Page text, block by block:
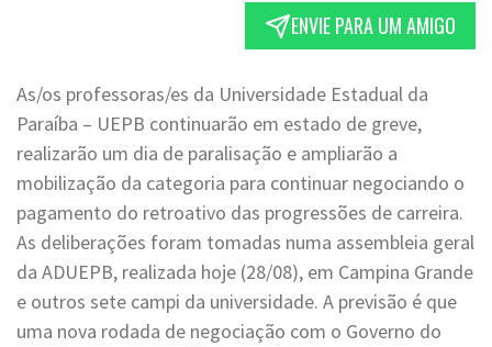
ENVIE PARA UM AMIGO
As/os professoras/es da Universidade Estadual da
Paraíba – UEPB continuarão em estado de greve,
realizarão um dia de paralisação e ampliarão a
mobilização da categoria para continuar negociando o
pagamento do retroativo das progressões de carreira.
As deliberações foram tomadas numa assembleia geral
da ADUEPB, realizada hoje (28/08), em Campina Grande
e outros sete campi da universidade. A previsão é que
uma nova rodada de negociação com o Governo do